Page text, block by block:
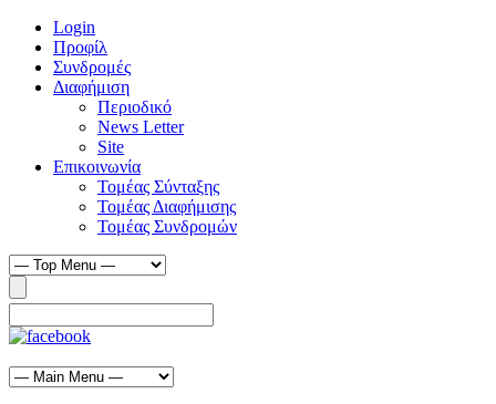
Login
Προφίλ
Συνδρομές
Διαφήμιση
Περιοδικό
News Letter
Site
Επικοινωνία
Τομέας Σύνταξης
Τομέας Διαφήμισης
Τομέας Συνδρομών